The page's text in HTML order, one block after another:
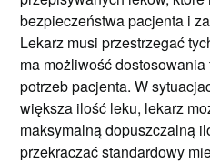
bezpieczeństwa pacjenta i
Lekarz musi przestrzegać
ma możliwość
potrzeb pacjenta. W
większa ilość leku, lekarz
maksymalną dopuszczalną
przekraczać standardowy